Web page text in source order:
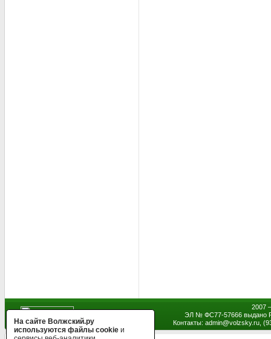
2007
ЭЛ № ФС77-57666 выдано
Контакты: admin@volzsky.ru,
На сайте Волжский.ру
используются файлы cookie и